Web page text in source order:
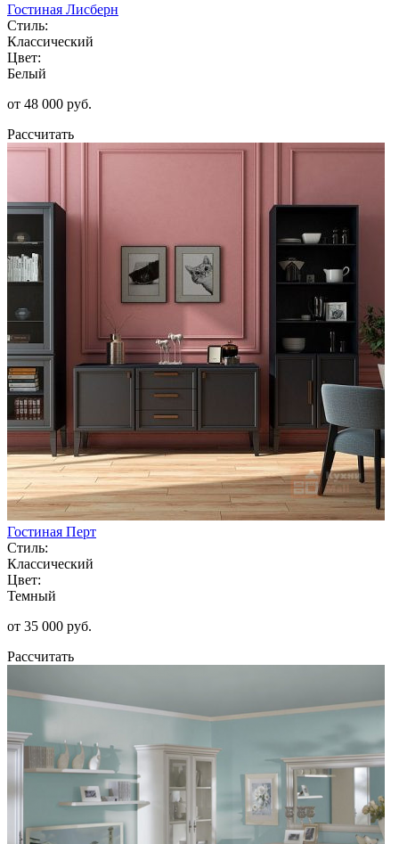
Гостиная Лисберн
Стиль:
Классический
Цвет:
Белый
от 48 000 руб.
Рассчитать
Гостиная Перт
Стиль:
Классический
Цвет:
Темный
от 35 000 руб.
Рассчитать